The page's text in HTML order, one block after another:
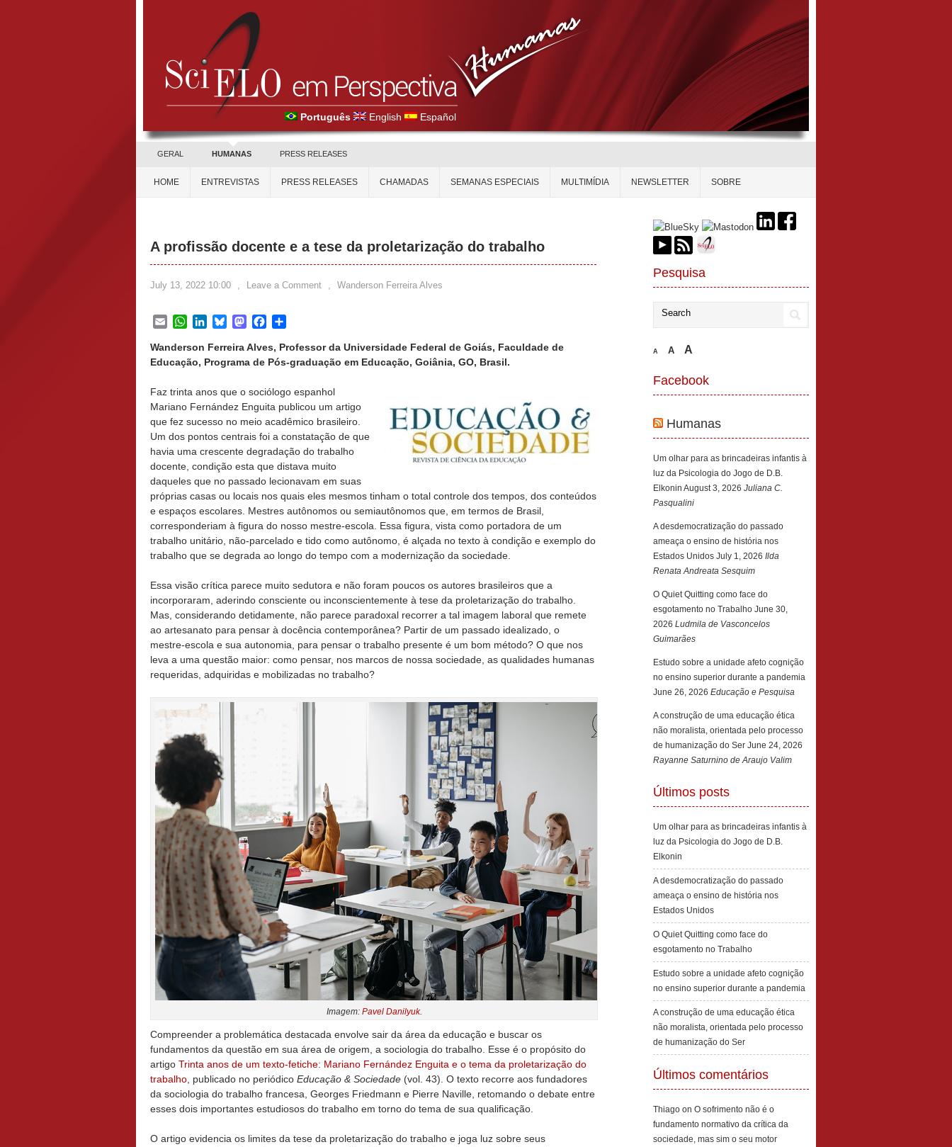
Português English Español
GERAL HUMANAS PRESS RELEASES
HOME ENTREVISTAS PRESS RELEASES CHAMADAS SEMANAS ESPECIAIS MULTIMÍDIA NEWSLETTER SOBRE
A profissão docente e a tese da proletarização do trabalho
July 13, 2022 10:00 , Leave a Comment , Wanderson Ferreira Alves
EmailWhatsApp
LinkedInBlueskyMastodonFacebook
Wanderson Ferreira Alves, Professor da Universidade Federal de Goiás, Faculdade de
Educação, Programa de Pós-graduação em Educação, Goiânia, GO, Brasil.
Faz trinta anos que o sociólogo espanhol
Mariano Fernández Enguita publicou um artigo
que fez sucesso no meio acadêmico brasileiro.
Um dos pontos centrais foi a constatação de que
havia uma crescente degradação do trabalho
docente, condição esta que distava muito
daqueles que no passado lecionavam em suas
próprias casas ou locais nos quais eles mesmos tinham o total controle dos tempos, dos conteúdos
e espaços escolares. Mestres autônomos ou semiautônomos que, em termos de Brasil,
corresponderiam à figura do nosso mestre-escola. Essa figura, vista como portadora de um
trabalho unitário, não-parcelado e tido como autônomo, é alçada no texto à condição e exemplo do
trabalho que se degrada ao longo do tempo com a modernização da sociedade.
Essa visão crítica parece muito sedutora e não foram poucos os autores brasileiros que a
incorporaram, aderindo consciente ou inconscientemente à tese da proletarização do trabalho.
Mas, considerando detidamente, não parece paradoxal recorrer a tal imagem laboral que remete
ao artesanato para pensar à docência contemporânea? Partir de um passado idealizado, o
mestre-escola e sua autonomia, para pensar o trabalho presente é um bom método? O que nos
leva a uma questão maior: como pensar, nos marcos de nossa sociedade, as qualidades humanas
requeridas, adquiridas e mobilizadas no trabalho?
Imagem: Pavel Danilyuk.
Compreender a problemática destacada envolve sair da área da educação e buscar os
fundamentos da questão em sua área de origem, a sociologia do trabalho. Esse é o propósito do
artigo Trinta anos de um texto-fetiche: Mariano Fernández Enguita e o tema da proletarização do
trabalho, publicado no periódico Educação & Sociedade (vol. 43). O texto recorre aos fundadores
da sociologia do trabalho francesa, Georges Friedmann e Pierre Naville, retomando o debate entre
esses dois importantes estudiosos do trabalho em torno do tema de sua qualificação.
O artigo evidencia os limites da tese da proletarização do trabalho e joga luz sobre seus
Pesquisa
A A A
Facebook
Humanas
Um olhar para as brincadeiras infantis à
luz da Psicologia do Jogo de D.B.
Elkonin August 3, 2026 Juliana C.
Pasqualini
A desdemocratização do passado
ameaça o ensino de história nos
Estados Unidos July 1, 2026 Ilda
Renata Andreata Sesquim
O Quiet Quitting como face do
esgotamento no Trabalho June 30,
2026 Ludmila de Vasconcelos
Guimarães
Estudo sobre a unidade afeto cognição
no ensino superior durante a pandemia
June 26, 2026 Educação e Pesquisa
A construção de uma educação ética
não moralista, orientada pelo processo
de humanização do Ser June 24, 2026
Rayanne Saturnino de Araujo Valim
Últimos posts
Um olhar para as brincadeiras infantis à
luz da Psicologia do Jogo de D.B.
Elkonin
A desdemocratização do passado
ameaça o ensino de história nos
Estados Unidos
O Quiet Quitting como face do
esgotamento no Trabalho
Estudo sobre a unidade afeto cognição
no ensino superior durante a pandemia
A construção de uma educação ética
não moralista, orientada pelo processo
de humanização do Ser
Últimos comentários
Thiago on O sofrimento não é o
fundamento normativo da crítica da
sociedade, mas sim o seu motor